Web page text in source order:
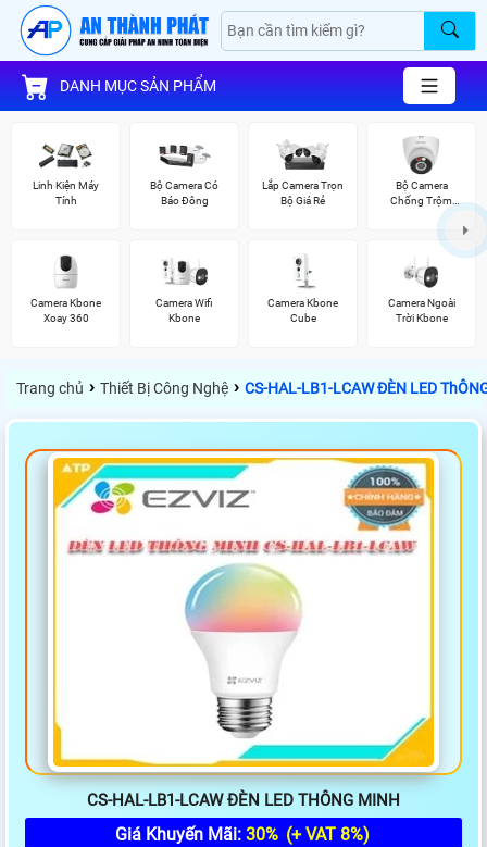
DANH MỤC SẢN PHẨM
Linh Kiện Máy
Tính
Bộ Camera Có
Báo Đông
Lắp Camera Trọn
Bộ Giá Rẻ
Bộ Camera
Chống Trộm
Kbvision
Camera Kbone
Xoay 360
Camera Wifi
Kbone
Camera Kbone
Cube
Camera Ngoài
Trời Kbone
Trang chủ › Thiết Bị Công Nghệ › CS-HAL-LB1-LCAW ĐÈN LED
CS-HAL-LB1-LCAW ĐÈN LED THÔNG MINH
Giá Khuyến Mãi: 30% (+ VAT 8%)